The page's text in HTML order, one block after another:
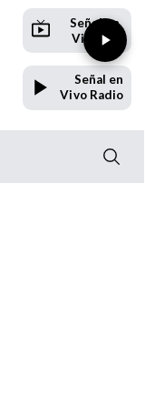
Señal en
Vivo TV
Señal en
Vivo Radio